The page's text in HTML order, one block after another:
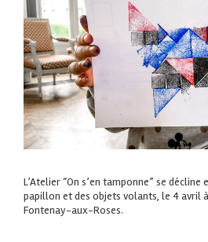
L’Atelier “On s’en tamponne” se décline
papillon et des objets volants, le 4 avril
Fontenay-aux-Roses.